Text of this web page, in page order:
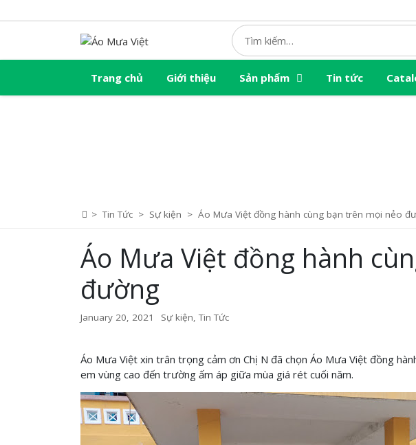
to
Trang chủ Giới thiệu Sản phẩm Tin tức
> Tin Tức > Sự kiện > Áo Mưa Việt đồng hành cùng bạn trên mọi nẻo
Áo Mưa Việt đồng hành
đường
January 20, 2021 Sự kiện,Tin Tức
Áo Mưa Việt xin trân trọng cảm ơn Chị N đã chọn Áo Mưa Việt đồng
em vùng cao đến trường ấm áp giữa mùa giá rét cuối năm.